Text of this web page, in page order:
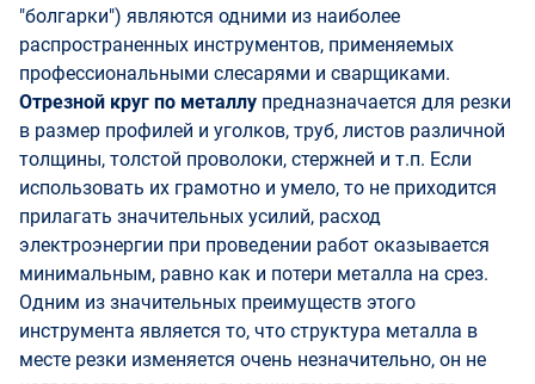
"болгарки") являются одними из наиболее
распространенных инструментов, применяемых
профессиональными слесарями и сварщиками.
Отрезной круг по металлу предназначается для резки
в размер профилей и уголков, труб, листов различной
толщины, толстой проволоки, стержней и т.п. Если
использовать их грамотно и умело, то не приходится
прилагать значительных усилий, расход
электроэнергии при проведении работ оказывается
минимальным, равно как и потери металла на срез.
Одним из значительных преимуществ этого
инструмента является то, что структура металла в
месте резки изменяется очень незначительно, он не